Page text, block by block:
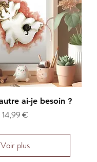
ai-je besoin ?
Prix
14,99 €
Voir plus